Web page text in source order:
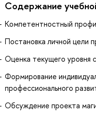
Содержание
Компетентностный
Постановка личной цели
Оценка текущего уровня
Формирование
профессионального
Обсуждение проекта